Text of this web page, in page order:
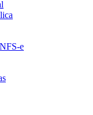
e